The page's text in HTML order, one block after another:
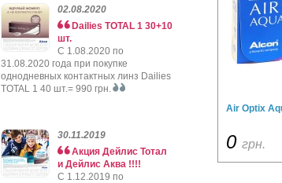
02.08.2020
Dailies TOTAL 1 30+10
шт.
C 1.08.2020 по
31.08.2020 года при покупке
однодневных контактных линз Dailies
TOTAL 1 40 шт.= 990 грн.
30.11.2019
Акция Дейлис Тотал
и Дейлис Аква !!!!
C 1.12.2019 по
Air Optix
0 грн.